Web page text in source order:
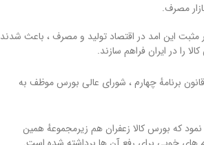
مصرف.
مثبت این امد در اقتصاد تولید و مصرف ، باعث شدند
را در ایران فراهم سازند.
طور بند الف قانون برنامهٔ چهارم ، شورای عالی بورس موظف به
کشاورزی در شهریور سال 83 شروع به فعالیت نمود که بورس کالا زعفران هم زیرمجموعهٔ همین